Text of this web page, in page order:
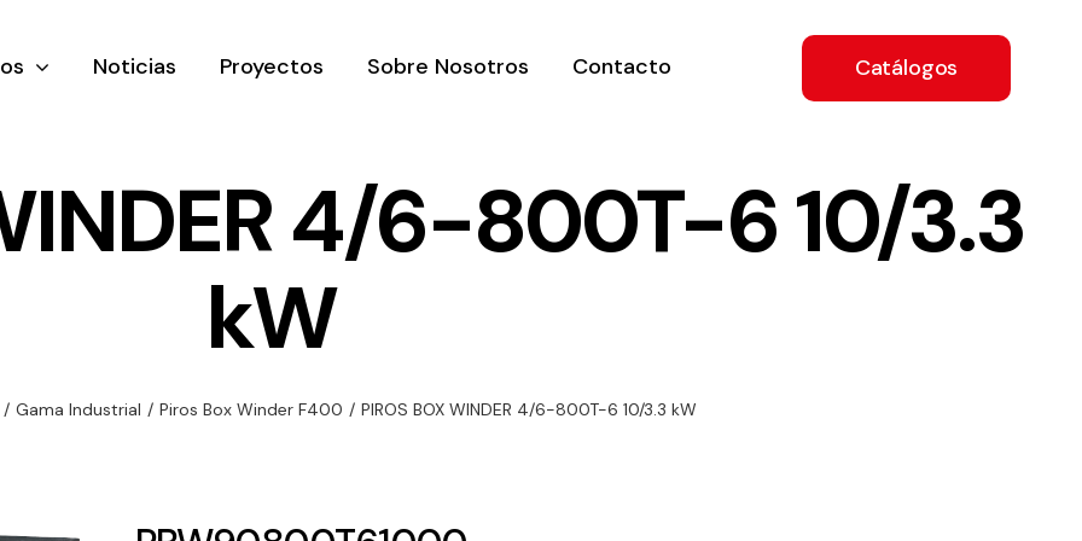
gama
Ventilación
Amplia gama de
equipos de
Variedad de
necesidades.
Noticias Proyectos Sobre Nosotros Contacto Catálogos
4/6-800T-6 10/3.3
kW
/ Gama Industrial / Piros Box Winder F400 / PIROS BOX WINDER 4/6-800T-6 10/3.3 kW